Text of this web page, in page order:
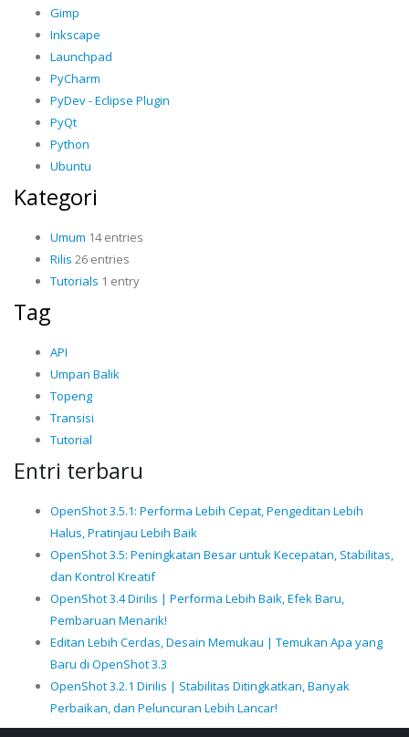
Gimp
Inkscape
Launchpad
PyCharm
PyDev - Eclipse Plugin
PyQt
Python
Ubuntu
Kategori
Umum 14 entries
Rilis 26 entries
Tutorials 1 entry
Tag
API
Umpan Balik
Topeng
Transisi
Tutorial
Entri terbaru
OpenShot 3.5.1: Performa Lebih Cepat, Pengeditan Lebih
Halus, Pratinjau Lebih Baik
OpenShot 3.5: Peningkatan Besar untuk Kecepatan, Stabilitas,
dan Kontrol Kreatif
OpenShot 3.4 Dirilis | Performa Lebih Baik, Efek Baru,
Pembaruan Menarik!
Editan Lebih Cerdas, Desain Memukau | Temukan Apa yang
Baru di OpenShot 3.3
OpenShot 3.2.1 Dirilis | Stabilitas Ditingkatkan, Banyak
Perbaikan, dan Peluncuran Lebih Lancar!